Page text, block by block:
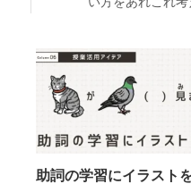
助詞の学習にイラスト